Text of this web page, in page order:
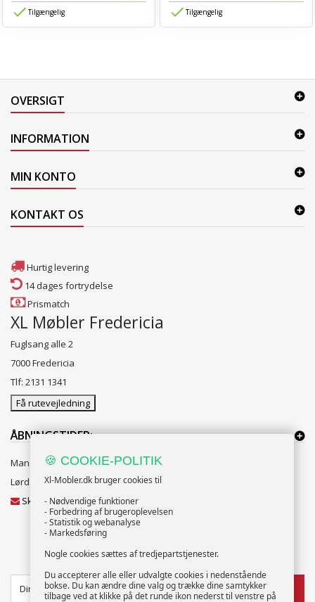
Tilgængelig Tilgængelig
OVERSIGT
INFORMATION
MIN KONTO
KONTAKT OS
Hurtig levering
14 dages fortrydelse
Prismatch
XL Møbler Fredericia
Fuglsang alle 2
7000 Fredericia
Tlf: 2131 1341
Få rutevejledning
ÅBNINGSTIDER:
Mandag til Fredag 10:00 til 18:00
Lørdag og Søndag 10:00 til 16:00
Skriv til vores kundeservice
NYHEDSBREV
TILMELD
🍪 COOKIE-POLITIK
Xl-Mobler.dk bruger cookies til
- Nødvendige funktioner
- Forbedring af brugeroplevelsen
- Statistik og webanalyse
- Markedsføring
Nogle cookies sættes af tredjepartstjenester.
Du accepterer alle eller udvalgte cookies i nedenstående
bokse. Du kan ændre dine valg og trække dine samtykker
tilbage ved at klikke på det runde ikon nederst til venstre på